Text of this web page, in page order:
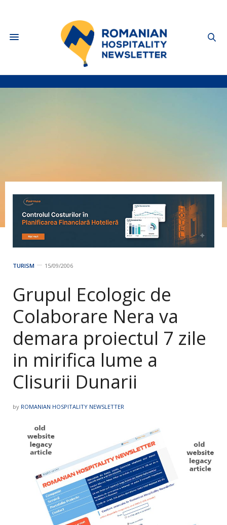
TURISM 15/09/2006
Grupul Ecologic de
Colaborare Nera va
demara proiectul 7 zile
in mirifica lume a
Clisurii Dunarii
by ROMANIAN HOSPITALITY NEWSLETTER